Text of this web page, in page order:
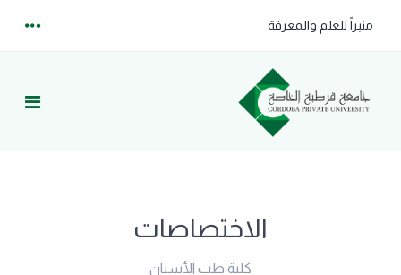
منبراً للعلم والمعرفة
الاختصاصات
كلية طب الأسنان